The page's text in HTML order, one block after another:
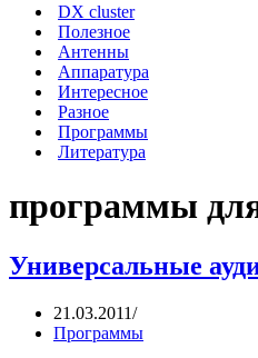
DX cluster
Полезное
Антенны
Аппаратура
Интересное
Разное
Программы
Литература
программы
Универсальные
21.03.2011
Программы